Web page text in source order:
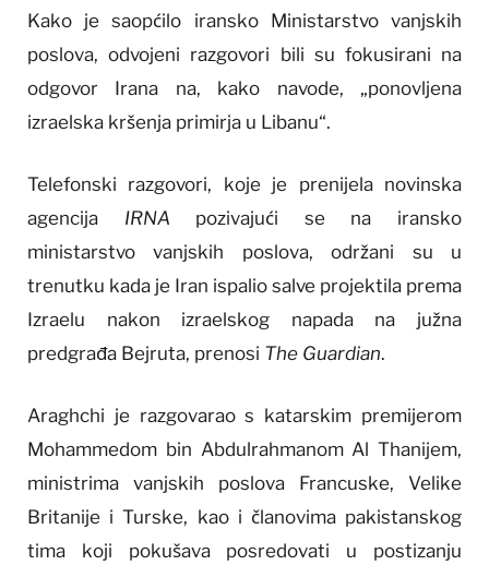
Kako je saopćilo iransko Ministarstvo vanjskih
poslova, odvojeni razgovori bili su fokusirani na
odgovor Irana na, kako navode, „ponovljena
izraelska kršenja primirja u Libanu“.
Telefonski razgovori, koje je prenijela novinska
agencija IRNA pozivajući se na iransko
ministarstvo vanjskih poslova, održani su u
trenutku kada je Iran ispalio salve projektila prema
Izraelu nakon izraelskog napada na južna
predgrađa Bejruta, prenosi The Guardian.
Araghchi je razgovarao s katarskim premijerom
Mohammedom bin Abdulrahmanom Al Thanijem,
ministrima vanjskih poslova Francuske, Velike
Britanije i Turske, kao i članovima pakistanskog
tima koji pokušava posredovati u postizanju